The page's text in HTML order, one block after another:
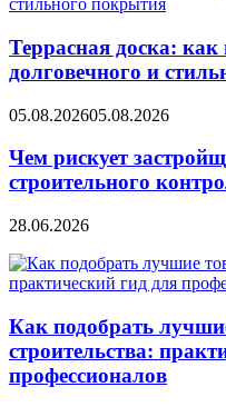
Террасная доска:
долговечного и
05.08.202605.08.2026
Чем рискует
строительного
28.06.2026
Как подобрать
строительства:
профессионалов